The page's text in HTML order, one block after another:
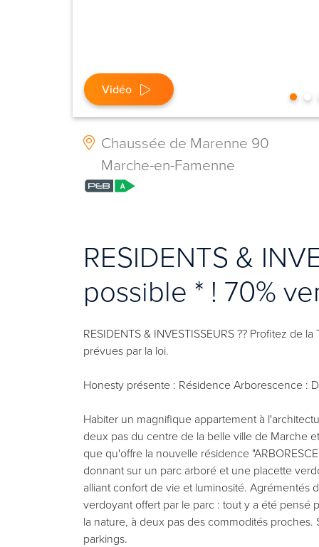
Vidéo
Chaussée de Marenne 90
Marche-en-Famenne
RESIDENTS &
possible * ! 70%
RESIDENTS & INVESTISSEURS ?? Profitez de
prévues par la loi.
Honesty présente : Résidence Arborescence :
Habiter un magnifique appartement à
deux pas du centre de la belle ville de Marche
que qu'offre la nouvelle résidence
donnant sur un parc arboré et une placette
alliant confort de vie et luminosité. Agrémentés
verdoyant offert par le parc : tout y a été
la nature, à deux pas des commodités
parkings.